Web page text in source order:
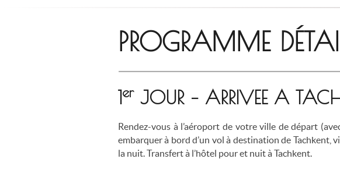
PROGRAMME
1erJOUR – ARRIVEE A
Rendez-vous à l’aéroport de votre ville de départ
embarquer à bord d’un vol à destination de Tachkent,
la nuit. Transfert à l’hôtel pour et nuit à Tachkent.